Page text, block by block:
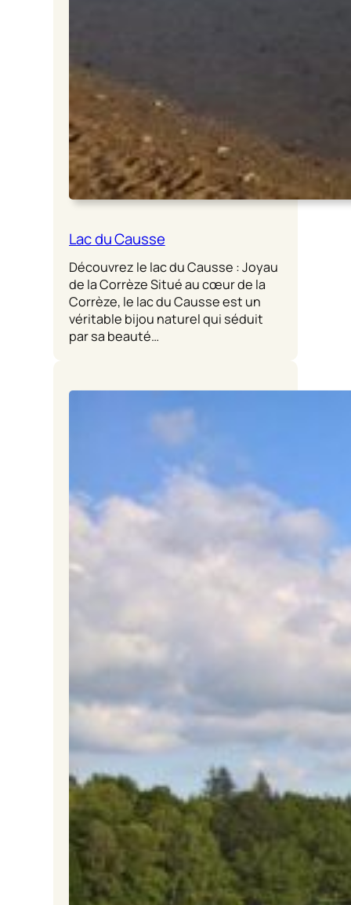
Lac du Causse
Découvrez le lac du Causse : Joyau
de la Corrèze Situé au cœur de la
Corrèze, le lac du Causse est un
véritable bijou naturel qui séduit
par sa beauté…